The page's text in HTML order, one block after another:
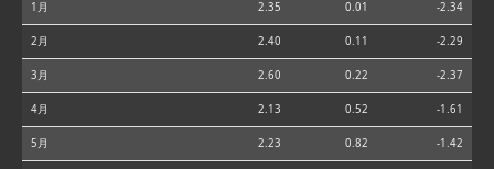
1月 2.35 0.01 -2.34
2月 2.40 0.11 -2.29
3月 2.60 0.22 -2.37
4月 2.13 0.52 -1.61
5月 2.23 0.82 -1.42